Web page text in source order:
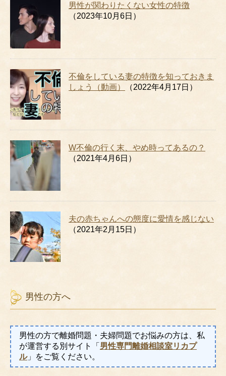
男性が関わりたくない女性の特徴
（2023年10月6日）
不倫をしている妻の特徴を知っておきま
しょう（動画）
（2022年4月17日）
W不倫の行く末、やめ時ってあるの？
（2021年4月6日）
夫の赤ちゃんへの態度に愛情を感じない
（2021年2月15日）
男性の方へ
男性の方で離婚問題・夫婦問題でお悩みの方は、私
が運営する別サイト「 男性専門離婚相談室リカプ
ル」をご覧ください。